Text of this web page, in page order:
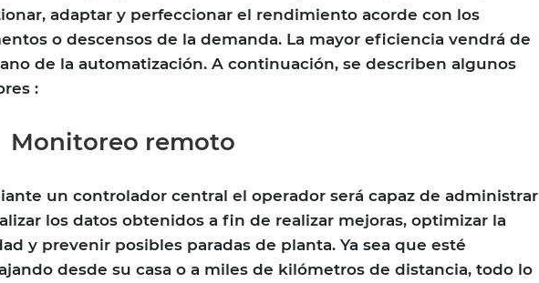
adaptar y perfeccionar el rendimiento acorde con los
o descensos de la demanda. La mayor eficiencia vendrá de
de la automatización. A continuación, se describen algunos
:
Monitoreo remoto
un controlador central el operador será capaz de administrar
los datos obtenidos a fin de realizar mejoras, optimizar la
y prevenir posibles paradas de planta. Ya sea que esté
desde su casa o a miles de kilómetros de distancia, todo lo